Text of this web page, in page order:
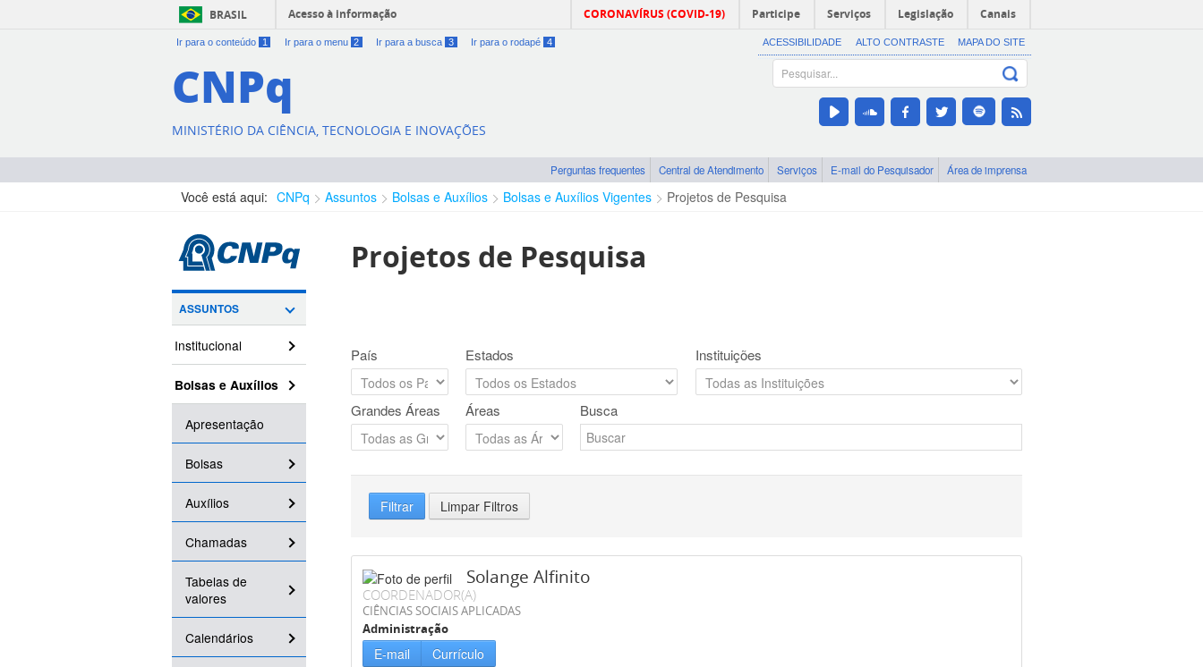
BRASIL Acesso à informação CORONAVÍRUS (COVID-19) Participe Serviços Legislação Canais
Ir para o conteúdo 1 Ir para o menu 2 Ir para a busca 3 Ir para o rodapé 4 ACESSIBILIDADE ALTO CONTRASTE MAPA DO SITE
CNPq
MINISTÉRIO DA CIÊNCIA, TECNOLOGIA E INOVAÇÕES
Perguntas frequentes Central de Atendimento Serviços E-mail do Pesquisador Área de imprensa
Você está aqui: CNPq Assuntos Bolsas e Auxílios Bolsas e Auxílios Vigentes Projetos de Pesquisa
ASSUNTOS
Institucional
Bolsas e Auxílios
Apresentação
Bolsas
Auxílios
Chamadas
Tabelas de
valores
Calendários
Projetos de Pesquisa
País Estados Instituições
Grandes Áreas Áreas Busca
Filtrar Limpar Filtros
Solange Alfinito
COORDENADOR(A)
CIÊNCIAS SOCIAIS APLICADAS
Administração
E-mail Currículo